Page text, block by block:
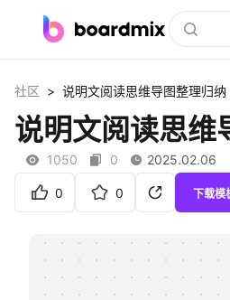
社区资源
下载
私有化部署
社区 > 说明文阅读思维导图整理归纳
说明文阅读思维
1050 0 2025.02.06
0 0 下载模